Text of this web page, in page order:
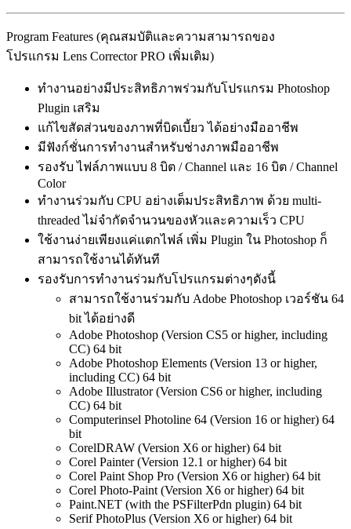
Program Features (คุณสมบัติและความสามารถของ
โปรแกรม Lens Corrector PRO เพิ่มเติม)
ทำงานอย่างมีประสิทธิภาพร่วมกับโปรแกรม Photoshop
Plugin เสริม
แก้ไขสัดส่วนของภาพที่บิดเบี้ยว ได้อย่างมืออาชีพ
มีฟังก์ชั่นการทำงานสำหรับช่างภาพมืออาชีพ
รองรับ ไฟล์ภาพแบบ 8 บิต / Channel และ 16 บิต / Channel
Color
ทำงานร่วมกับ CPU อย่างเต็มประสิทธิภาพ ด้วย multi-
threaded ไม่จำกัดจำนวนของหัวและความเร็ว CPU
ใช้งานง่ายเพียงแค่แตกไฟล์ เพิ่ม Plugin ใน Photoshop ก็
สามารถใช้งานได้ทันที
รองรับการทำงานร่วมกับโปรแกรมต่างๆดังนี้
สามารถใช้งานร่วมกับ Adobe Photoshop เวอร์ชัน 64
bit ได้อย่างดี
Adobe Photoshop (Version CS5 or higher, including
CC) 64 bit
Adobe Photoshop Elements (Version 13 or higher,
including CC) 64 bit
Adobe Illustrator (Version CS6 or higher, including
CC) 64 bit
Computerinsel Photoline 64 (Version 16 or higher) 64
bit
CorelDRAW (Version X6 or higher) 64 bit
Corel Painter (Version 12.1 or higher) 64 bit
Corel Paint Shop Pro (Version X6 or higher) 64 bit
Corel Photo-Paint (Version X6 or higher) 64 bit
Paint.NET (with the PSFilterPdn plugin) 64 bit
Serif PhotoPlus (Version X6 or higher) 64 bit